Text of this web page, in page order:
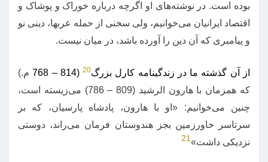
بوده است. در نوشته‌های او اگرچه درباره خوراک و پوشاک و
اقتصاد ایرانیان می‌خوانیم، ولی سخنی از حمله عربها، دینی نو
و پیامبری که آن دین را آورده باشد، در میان نیست.
از آن گذشته ما در زندگینامه کارل بزرگ20
(814 – 768 م.)
که همزمان با هارون الرشید (809 – 786)
می‌زیسته است،
چنین می‌خوانیم: «او با هارون، پادشاه پارسیان، که بر
سرتاسر خاورزمین بجز هندوستان فرمان می‌راند، دوستی
نزدیکی داشت»
21